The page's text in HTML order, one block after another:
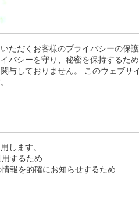
ただくお客様のプライバシーの
バシーを守り、秘密を保持する
与しておりません。 このウェブ
します。
するため
報を的確にお知らせするため